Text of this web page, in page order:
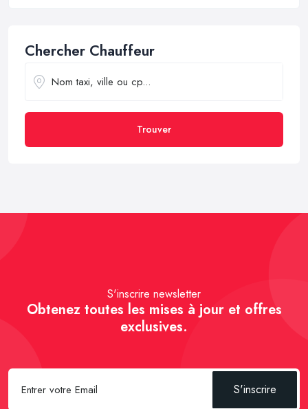
Chercher Chauffeur
Trouver
S'inscrire newsletter
Obtenez toutes les mises à jour et offres
exclusives.
S'inscrire